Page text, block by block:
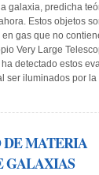
galaxia, predicha
Estos objetos
gas que no
Very Large
detectado estos
ser iluminados por la
MATERIA
GALAXIAS